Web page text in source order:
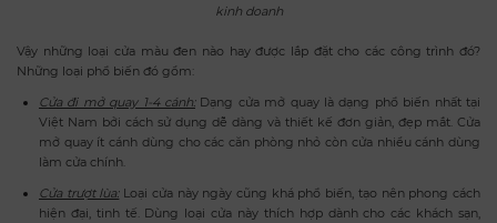
kinh doanh
Vậy những loại cửa màu đen nào hay được lắp đặt cho các công trình đó?
Những loại phổ biến đó gồm:
Cửa đi mở quay 1-4 cánh:Dạng cửa mở quay là dạng phổ biến nhất tại
Việt Nam bởi cách sử dụng dễ dàng và thiết kế đơn giản, đẹp mắt. Cửa
mở quay ít cánh dùng cho các căn phòng nhỏ còn cửa nhiều cánh dùng
làm cửa chính.
Cửa trượt lùa:Loại cửa này ngày cũng khá phổ biến, tạo nên phong cách
hiện đại, tinh tế. Dùng loại cửa này thích hợp dành cho các khách sạn,